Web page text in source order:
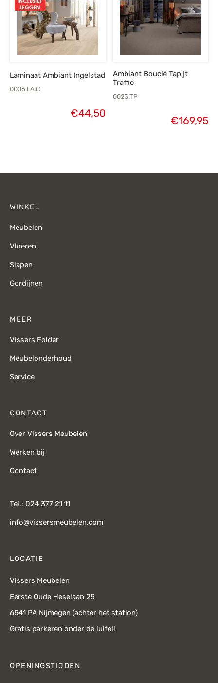
Laminaat Ambiant Ingelstad
0006.LA.C
€44,50
Ambiant Bouclé Tapijt
Traffic
0023.TP
€169,95
WINKEL
Meubelen
Vloeren
Slapen
Gordijnen
MEER
Vissers Folder
Meubelonderhoud
Service
CONTACT
Over Vissers Meubelen
Werken bij
Contact
Tel.: 024 377 21 11
info@vissersmeubelen.com
LOCATIE
Vissers Meubelen
Eerste Oude Heselaan 25
6541 PA Nijmegen (achter het station)
Gratis parkeren onder de luifel!
OPENINGSTIJDEN